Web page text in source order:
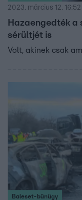
2023. március 12. 16:52
Hazaengedték
sérültjét is
Volt, akinek csak
Baleset-bűnügy